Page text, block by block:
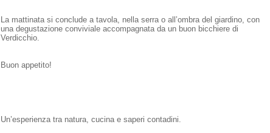
La mattinata si conclude a tavola, nella serra o all’ombra del giardino, con
una degustazione conviviale accompagnata da un buon bicchiere di
Verdicchio.
Buon appetito!
Un’esperienza tra natura, cucina e saperi contadini.